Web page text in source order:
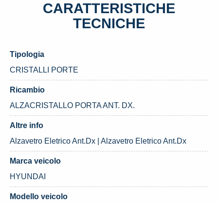
CARATTERISTICHE
TECNICHE
Tipologia
CRISTALLI PORTE
Ricambio
ALZACRISTALLO PORTA ANT. DX.
Altre info
Alzavetro Eletrico Ant.Dx | Alzavetro Eletrico Ant.Dx
Marca veicolo
HYUNDAI
Modello veicolo